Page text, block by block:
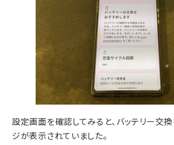
設定画面を確認してみると、バッテリー交
ジが表示されていました。